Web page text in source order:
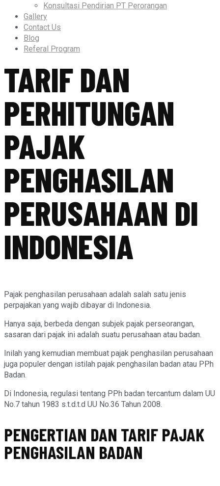
Konsultasi Pendirian PT Perorangan
Gallery
Contact Us
Blog
Referal Program
TARIF DAN
PERHITUNGAN
PAJAK
PENGHASILAN
PERUSAHAAN DI
INDONESIA
Pajak penghasilan perusahaan adalah salah satu jenis
perpajakan yang wajib dibayar di Indonesia.
Hanya saja, berbeda dengan subjek pajak perseorangan,
sasaran dari pajak ini adalah suatu perusahaan atau badan.
Inilah yang kemudian membuat pajak penghasilan perusahaan
juga populer dengan istilah pajak penghasilan badan atau PPh
Badan.
Di Indonesia, regulasi tentang PPh badan tercantum dalam UU
No.7 tahun 1983 s.t.d.t.d UU No.36 Tahun 2008.
PENGERTIAN DAN TARIF PAJAK
PENGHASILAN BADAN